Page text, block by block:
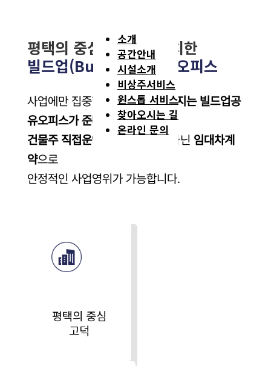
소개
공간안내
시설소개
비상주서비스
원스톱 서비스
찾아오시는 길
온라인 문의
평택의 중심, 고덕에 위치한
빌드업(Build-up) 공유오피스
사업에만 집중할 수 있도록,나머지는 빌드업공
유오피스가 준비합니다.
건물주 직접운영
으로전대차가 아닌 임대차계
약으로
안정적인 사업영위가 가능합니다.
평택의 중심
고덕